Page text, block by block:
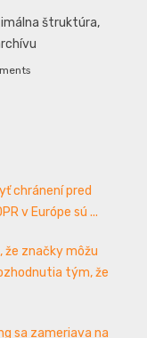
štruktúra,
chránení pred
v Európe sú ...
že značky môžu
tým, že
sa zameriava na